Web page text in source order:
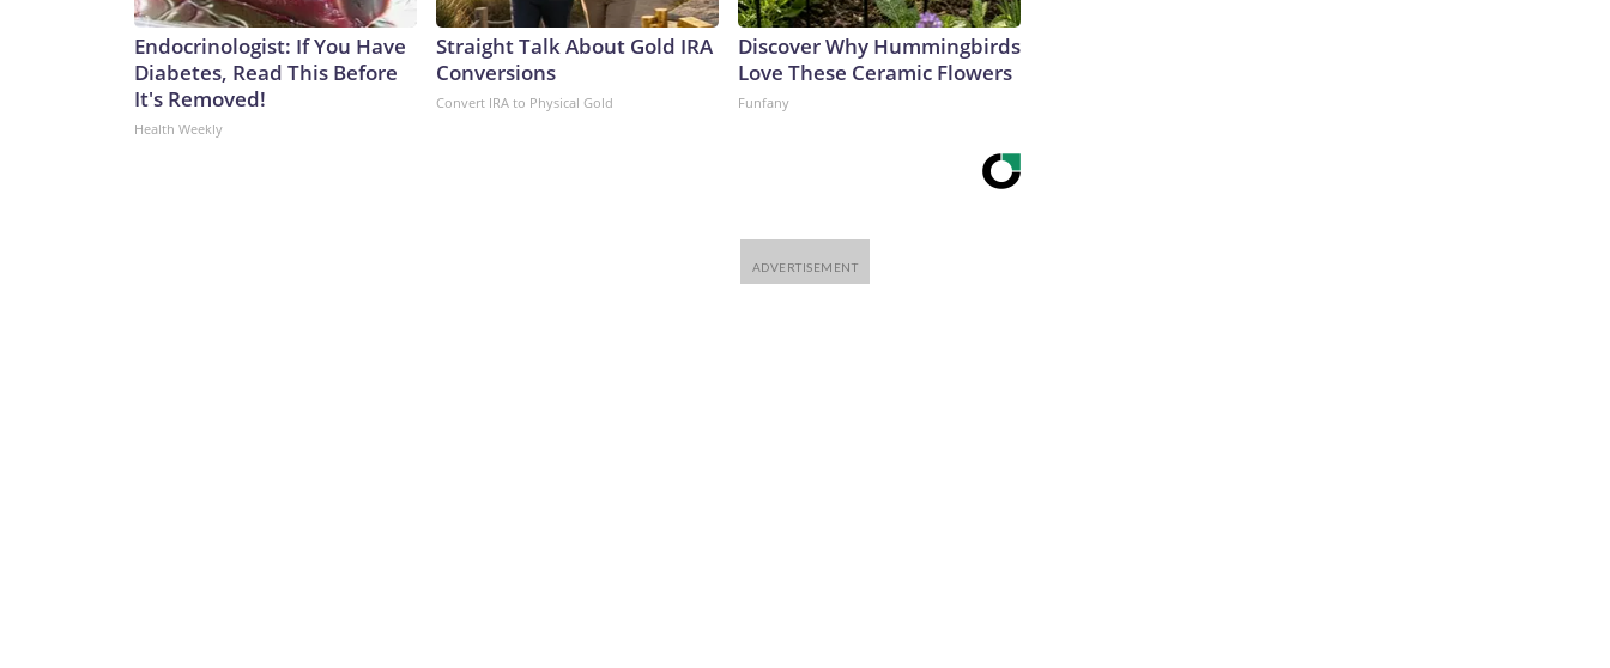
Endocrinologist: If You Have
Diabetes, Read This Before
It's Removed!
Health Weekly
Straight Talk About Gold IRA
Conversions
Convert IRA to Physical Gold
Discover Why Hummingbirds
Love These Ceramic Flowers
Funfany